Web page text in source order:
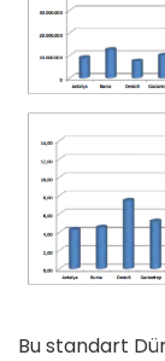
Bu standart